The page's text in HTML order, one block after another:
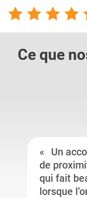
Ce que
Un
de
qui fait
lorsque